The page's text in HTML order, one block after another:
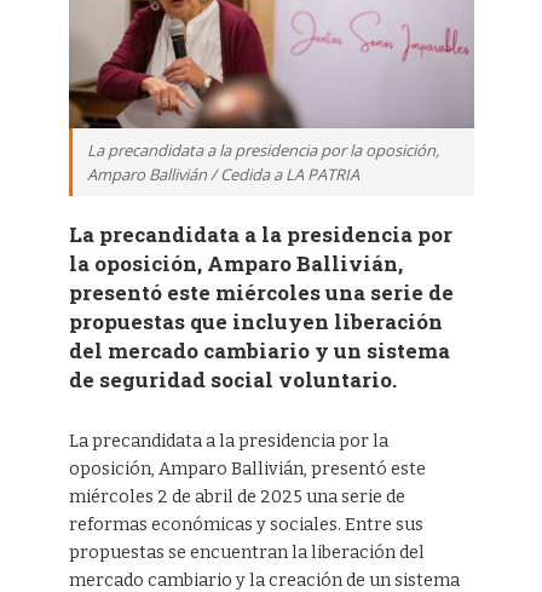
La precandidata a la presidencia por la oposición,
Amparo Ballivián / Cedida a LA PATRIA
La precandidata a la presidencia por
la oposición, Amparo Ballivián,
presentó este miércoles una serie de
propuestas que incluyen liberación
del mercado cambiario y un sistema
de seguridad social voluntario.
La precandidata a la presidencia por la
oposición, Amparo Ballivián, presentó este
miércoles 2 de abril de 2025 una serie de
reformas económicas y sociales. Entre sus
propuestas se encuentran la liberación del
mercado cambiario y la creación de un sistema